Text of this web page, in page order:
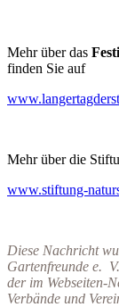
Mehr über das
finden Sie auf
Mehr über die
www.stiftung-
Diese Nachricht
Gartenfreunde e.
der im Webseiten-
Verbände und